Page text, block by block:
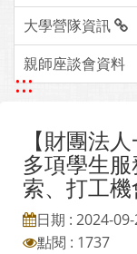
大學營隊資訊
親師座談會資料
:::
【財團法
多項學生
索、打工機
日期 : 2024-
點閱 : 1737